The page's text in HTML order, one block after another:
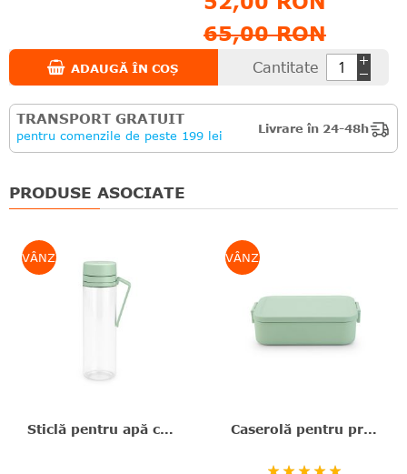
65,00 RON
Cantitate
ADAUGĂ ÎN COȘ
TRANSPORT GRATUIT
pentru comenzile de peste 199 lei
Livrare în 24-48h
PRODUSE ASOCIATE
VÂNZARE
Sticlă pentru apă cu infuzor, verde, plastic, 0.5 l, Make&Take, Brabantia - 8710755202445
VÂNZARE
Caserolă pentru prânz,1.1l, verde, plastic, 20x13.5x5.5 cm, Make&Take, Brabantia - 8710755202605
Rating: